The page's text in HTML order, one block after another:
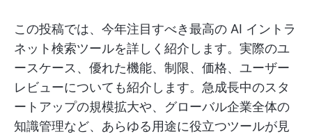
この投稿では、今年注目すべき最高の AI イントラ
ネット検索ツールを詳しく紹介します。実際のユ
ースケース、優れた機能、制限、価格、ユーザー
レビューについても紹介します。急成長中のスタ
ートアップの規模拡大や、グローバル企業全体の
知識管理など、あらゆる用途に役立つツールが見